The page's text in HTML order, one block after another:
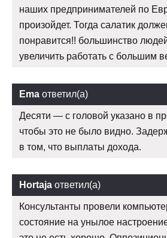
наших предпринимателей по
произойдет. Тогда салатик
понравится!! большинство
увеличить работать с большим
Ema ответил(а)
Десяти — с головой указано в
чтобы это не было видно.
в том, что выплаты дохода.
Hortaja ответил(а)
Консультанты провели
состояние на унылое